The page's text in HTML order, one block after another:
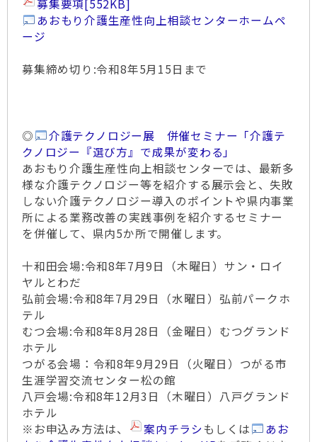
募集要項[552KB]
あおもり介護生産性向上相談センターホームペ
ージ
募集締め切り:令和8年5月15日まで
◎
介護テクノロジー展 併催セミナー「介護テ
クノロジー『選び方』で成果が変わる」
あおもり介護生産性向上相談センターでは、最新多
様な介護テクノロジー等を紹介する展示会と、失敗
しない介護テクノロジー導入のポイントや県内事業
所による業務改善の実践事例を紹介するセミナー
を併催して、県内5か所で開催します。
十和田会場:令和8年7月9日（木曜日）サン・ロイ
ヤルとわだ
弘前会場:令和8年7月29日（水曜日）弘前パークホ
テル
むつ会場:令和8年8月28日（金曜日）むつグランド
ホテル
つがる会場：令和8年9月29日（火曜日）つがる市
生涯学習交流センター松の館
八戸会場:令和8年12月3日（木曜日）八戸グランド
ホテル
※お申込み方法は、
案内チラシもしくは
あお